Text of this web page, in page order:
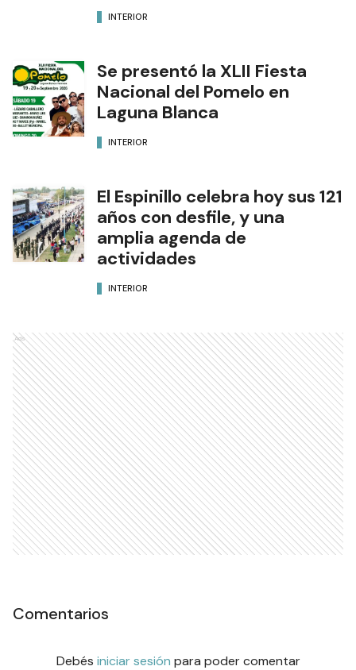
INTERIOR
Se presentó la XLII Fiesta
Nacional del Pomelo en
Laguna Blanca
INTERIOR
El Espinillo celebra hoy sus 121
años con desfile, y una
amplia agenda de
actividades
INTERIOR
Ads
Comentarios
Debés iniciar sesión para poder comentar